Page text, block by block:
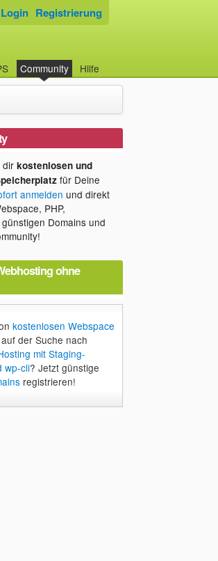
Community Hilfe
Login Registrierung
dir kostenlosen und
für Deine
anmelden und direkt
PHP,
Domains und
ohne
kostenlosen Webspace
der Suche nach
mit Staging-
wp-cli? Jetzt günstige
registrieren!